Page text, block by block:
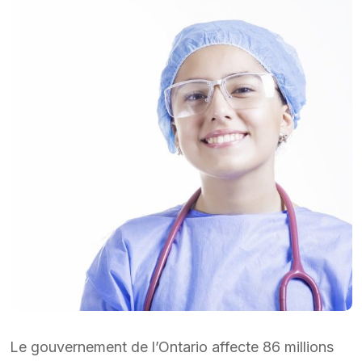
Le gouvernement de l’Ontario affecte 86 millions